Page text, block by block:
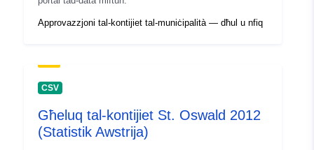
Approvazzjoni tal-kontijiet tal-muniċipalità — dħul u nfiq
CSV
Għeluq tal-kontijiet St. Oswald 2012
(Statistik Awstrija)